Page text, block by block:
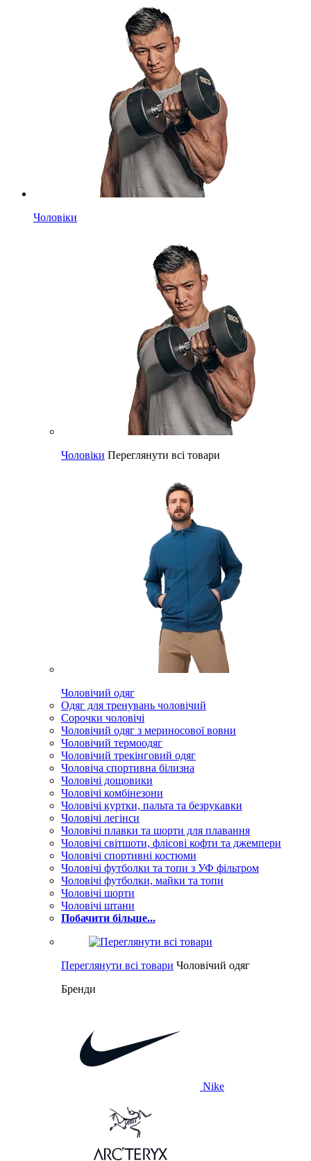
Чоловіки
Чоловіки Переглянути всі товари
Чоловічий одяг
Одяг для тренувань чоловічий
Сорочки чоловічі
Чоловічий одяг з мериносової вовни
Чоловічий термоодяг
Чоловічий трекінговий одяг
Чоловіча спортивна білизна
Чоловічі дощовики
Чоловічі комбінезони
Чоловічі куртки, пальта та безрукавки
Чоловічі легінси
Чоловічі плавки та шорти для плавання
Чоловічі світшоти, флісові кофти та джемпери
Чоловічі спортивні костюми
Чоловічі футболки та топи з УФ фільтром
Чоловічі футболки, майки та топи
Чоловічі шорти
Чоловічі штани
Побачити більше...
Переглянути всі товари Чоловічий одяг
Бренди
Nike